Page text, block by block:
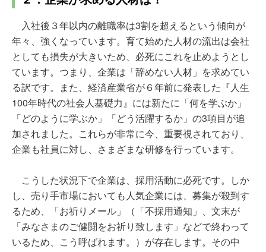
入社後３年以内の離職率は3割を超えるという傾向が
年々、強くなっています。育て始めた人材の流出は会社
としても損失が大きいため、必死にこれを止めようとし
ています。つまり、企業は「辞めない人材」を求めてい
る訳です。また、経済産業省が６年前に発表した『人生
100年時代の社会人基礎力』には新たに「何を学ぶか」
「どのように学ぶか」「どう活躍するか」の3項目が追
加されました。これらが非常に今、重要視されており、
企業も社員に対し、さまざまな研修を行っています。
こうした状況下で企業は、採用活動に必死です。しか
し、売り手市場においても人気企業には、募集が殺到す
るため、「お祈りメール」（「不採用通知」、文末が
「みなさまのご健闘をお祈り致します」などで終わって
いるため、こう呼ばれます。）が存在します。その中